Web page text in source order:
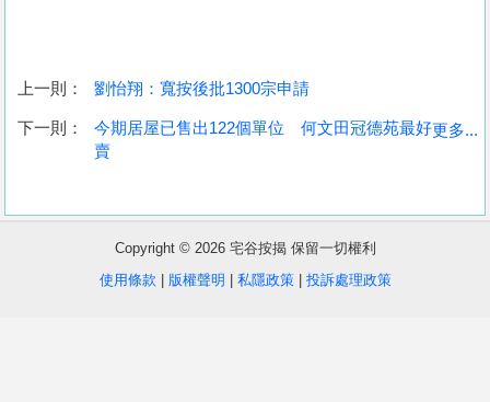
收
盤
上一則： 劉怡翔：寬按後批1300宗申請
下一則：
今期居屋已售出122個單位 何文田冠德苑最好
賣
更多...
Copyright © 2026 宅谷按揭 保留一切權利
使用條款
版權聲明 私隱政策| 投訴處理政策